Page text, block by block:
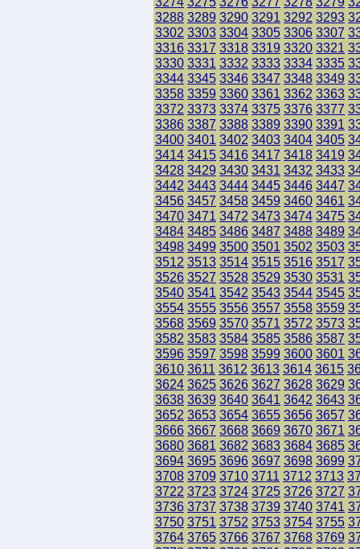
3288 3289 3290 3291 3292 3293
3302 3303 3304 3305 3306 3307
3316 3317 3318 3319 3320 3321
3330 3331 3332 3333 3334 3335
3344 3345 3346 3347 3348 3349
3358 3359 3360 3361 3362 3363
3372 3373 3374 3375 3376 3377
3386 3387 3388 3389 3390 3391
3400 3401 3402 3403 3404 3405
3414 3415 3416 3417 3418 3419
3428 3429 3430 3431 3432 3433
3442 3443 3444 3445 3446 3447
3456 3457 3458 3459 3460 3461
3470 3471 3472 3473 3474 3475
3484 3485 3486 3487 3488 3489
3498 3499 3500 3501 3502 3503
3512 3513 3514 3515 3516 3517
3526 3527 3528 3529 3530 3531
3540 3541 3542 3543 3544 3545
3554 3555 3556 3557 3558 3559
3568 3569 3570 3571 3572 3573
3582 3583 3584 3585 3586 3587
3596 3597 3598 3599 3600 3601
3610 3611 3612 3613 3614 3615
3624 3625 3626 3627 3628 3629
3638 3639 3640 3641 3642 3643
3652 3653 3654 3655 3656 3657
3666 3667 3668 3669 3670 3671
3680 3681 3682 3683 3684 3685
3694 3695 3696 3697 3698 3699
3708 3709 3710 3711 3712 3713
3722 3723 3724 3725 3726 3727
3736 3737 3738 3739 3740 3741
3750 3751 3752 3753 3754 3755
3764 3765 3766 3767 3768 3769